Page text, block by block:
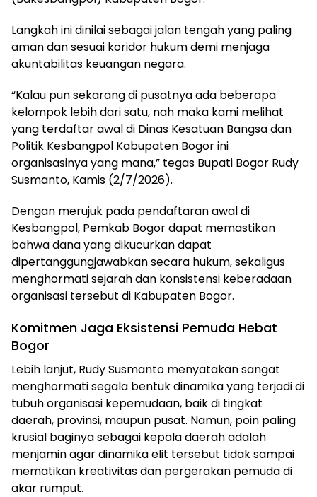
Langkah ini dinilai sebagai jalan tengah yang paling
aman dan sesuai koridor hukum demi menjaga
akuntabilitas keuangan negara.
“Kalau pun sekarang di pusatnya ada beberapa
kelompok lebih dari satu, nah maka kami melihat
yang terdaftar awal di Dinas Kesatuan Bangsa dan
Politik Kesbangpol Kabupaten Bogor ini
organisasinya yang mana,” tegas Bupati Bogor Rudy
Susmanto, Kamis (2/7/2026).
Dengan merujuk pada pendaftaran awal di
Kesbangpol, Pemkab Bogor dapat memastikan
bahwa dana yang dikucurkan dapat
dipertanggungjawabkan secara hukum, sekaligus
menghormati sejarah dan konsistensi keberadaan
organisasi tersebut di Kabupaten Bogor.
Komitmen Jaga Eksistensi Pemuda Hebat
Bogor
Lebih lanjut, Rudy Susmanto menyatakan sangat
menghormati segala bentuk dinamika yang terjadi di
tubuh organisasi kepemudaan, baik di tingkat
daerah, provinsi, maupun pusat. Namun, poin paling
krusial baginya sebagai kepala daerah adalah
menjamin agar dinamika elit tersebut tidak sampai
mematikan kreativitas dan pergerakan pemuda di
akar rumput.